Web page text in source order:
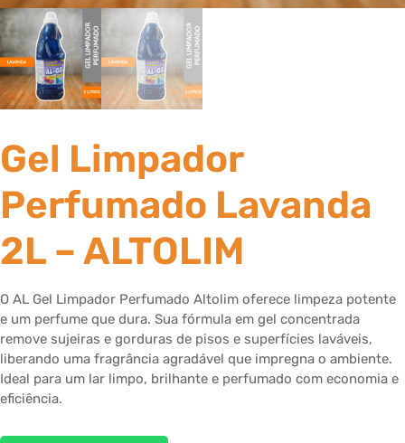
Gel Limpador
Perfumado Lavanda
2L – ALTOLIM
O AL Gel Limpador Perfumado Altolim oferece limpeza potente
e um perfume que dura. Sua fórmula em gel concentrada
remove sujeiras e gorduras de pisos e superfícies laváveis,
liberando uma fragrância agradável que impregna o ambiente.
Ideal para um lar limpo, brilhante e perfumado com economia e
eficiência.